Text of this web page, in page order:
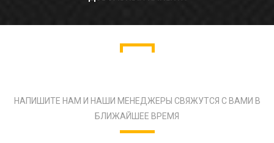
НАПИШИТЕ НАМ И НАШИ МЕНЕДЖЕРЫ СВЯЖУТСЯ С ВАМИ В
БЛИЖАЙШЕЕ ВРЕМЯ